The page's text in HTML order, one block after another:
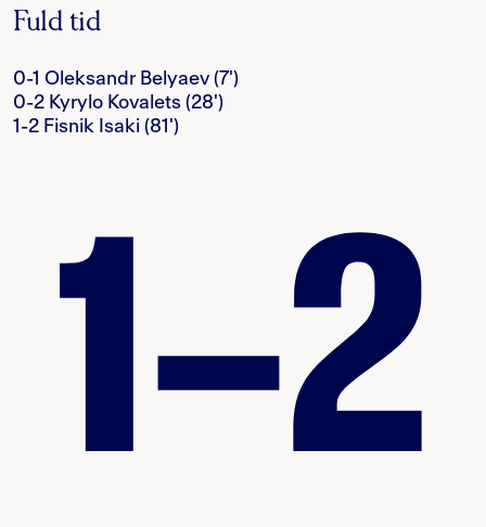
Fuld tid
0-1 Oleksandr Belyaev (7')
0-2 Kyrylo Kovalets (28')
1-2 Fisnik Isaki (81')
1–2